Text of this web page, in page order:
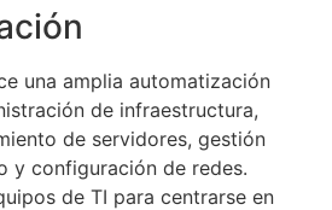
una amplia automatización
de infraestructura,
de servidores, gestión
y configuración de redes.
de TI para centrarse en